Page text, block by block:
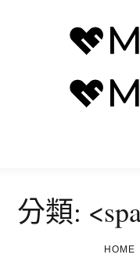
分類:
HOME